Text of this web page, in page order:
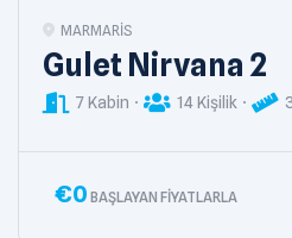
MARMARIS
Gulet Nirvana 2
7 Kabin 14 Kişilik
€0 BAŞLAYAN FIYATLARLA